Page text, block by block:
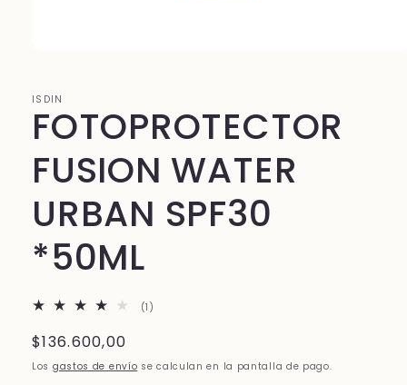
1
una
ventana
ISDIN
FOTOPROTECTOR
FUSION WATER
URBAN SPF30
*50ML
(1)
Precio
habitual
$136.600,00
Los gastos de envío se calculan en la pantalla de pago.